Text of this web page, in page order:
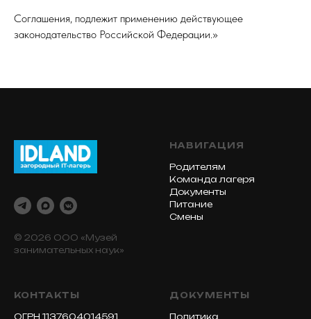
Соглашения, подлежит применению действующее
законодательство Российской Федерации.»
© 2026 ООО «Музей
занимательных наук»
НАВИГАЦИЯ
Родителям
Команда лагеря
Документы
Питание
Смены
КОНТАКТЫ
ОГРН 1137604014591
ДОКУМЕНТЫ
Политика